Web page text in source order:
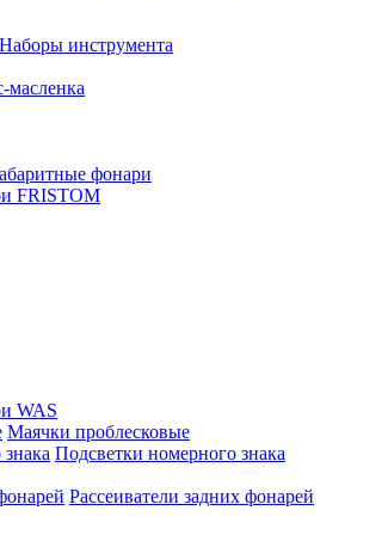
Наборы инструмента
масленка
фонари
FRISTOM
WAS
Маячки проблесковые
Подсветки номерного знака
Рассеиватели задних фонарей